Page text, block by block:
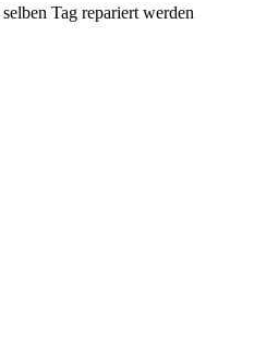
Tag repariert werden